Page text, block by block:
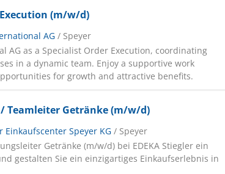
(m/w/d)
AG / Speyer
AG as a Specialist Order Execution, coordinating
in a dynamic team. Enjoy a supportive work
for growth and attractive benefits.
Teamleiter Getränke (m/w/d)
Einkaufscenter Speyer KG / Speyer
Getränke (m/w/d) bei EDEKA Stiegler ein
gestalten Sie ein einzigartiges Einkaufserlebnis in